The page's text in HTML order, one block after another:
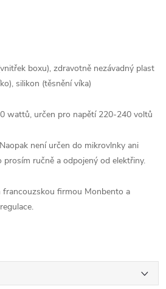
boxu), zdravotně nezávadný plast
silikon (těsnění víka)
wattů, určen pro napětí 220-240 voltů
není určen do mikrovlnky ani
prosím ručně a odpojený od elektřiny.
firmou Monbento a